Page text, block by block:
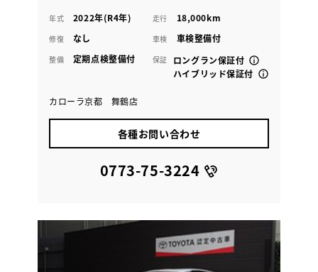
年式 2022年(R4年) 走行 18,000km
修復 なし 車検 車検整備付
整備 定期点検整備付 保証
ロングラン保証付
ハイブリッド保証付
カローラ京都 舞鶴店
各種お問い合わせ
0773-75-3224